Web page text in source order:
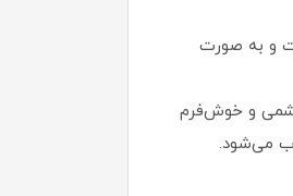
و به‌ صورت
و خوش‌فرم
می‌شود.